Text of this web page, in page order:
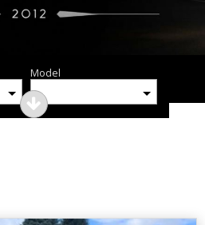
Model